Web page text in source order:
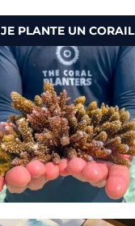
JE PLANTE UN CORAIL